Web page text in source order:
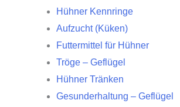
Hühner Kennringe
Aufzucht (Küken)
Futtermittel für Hühner
Tröge – Geflügel
Hühner Tränken
Gesunderhaltung – Geflügel